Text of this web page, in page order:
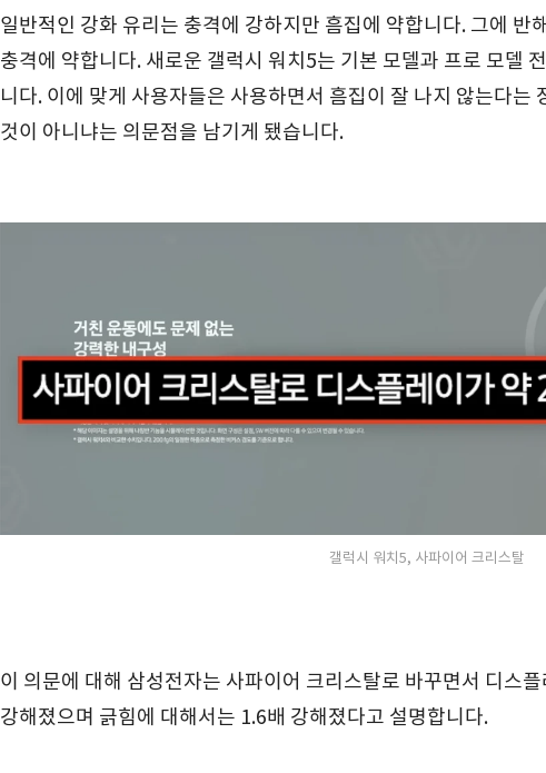
일반적인 강화 유리는 충격에 강하지만 흠집에 약합니다. 그에 반
충격에 약합니다. 새로운 갤럭시 워치5는 기본 모델과 프로 모델
니다. 이에 맞게 사용자들은 사용하면서 흠집이 잘 나지 않는다는
것이 아니냐는 의문점을 남기게 됐습니다.
갤럭시 워치5, 사파이어 크리스탈
이 의문에 대해 삼성전자는 사파이어 크리스탈로 바꾸면서 디스
강해졌으며 긁힘에 대해서는 1.6배 강해졌다고 설명합니다.